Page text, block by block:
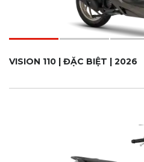
VISION 110 | ĐẶC BIỆT | 2026